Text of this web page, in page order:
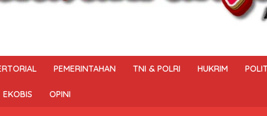
PEMERINTAHAN TNI & POLRI HUKRIM
EKOBIS OPINI